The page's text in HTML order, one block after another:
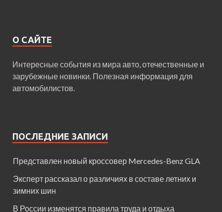
О САЙТЕ
Интересные события из мира авто, отечественные и
зарубежные новинки. Полезная информация для
автомобилистов.
ПОСЛЕДНИЕ ЗАПИСИ
Представлен новый кроссовер Mercedes-Benz GLA
Эксперт рассказал о различиях в составе летних и
зимних шин
В России изменятся правила труда и отдыха